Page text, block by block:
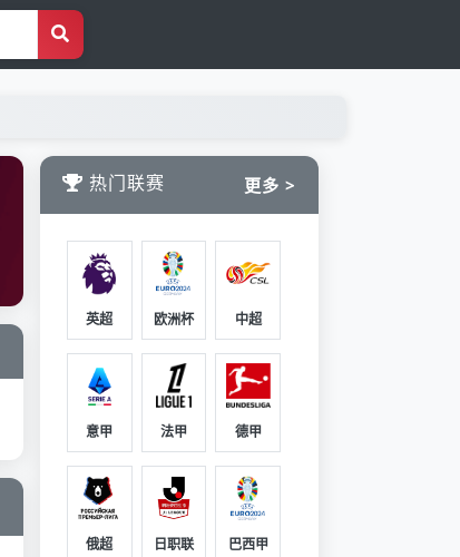
热门联赛 更多 >
英超 欧洲杯 中超
意甲 法甲 德甲
俄超 日职联 巴西甲